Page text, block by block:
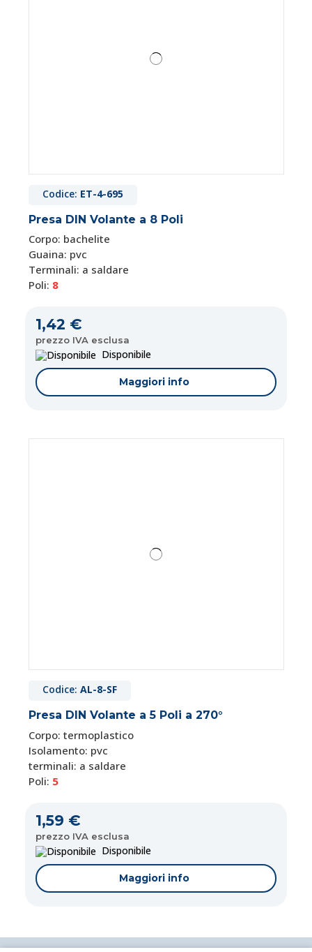
Codice: ET-4-695
Presa DIN Volante a 8 Poli
Corpo: bachelite
Guaina: pvc
Terminali: a saldare
Poli: 8
1,42 €
prezzo IVA esclusa
Disponibile
Maggiori info
Codice: AL-8-SF
Presa DIN Volante a 5 Poli a 270°
Corpo: termoplastico
Isolamento: pvc
terminali: a saldare
Poli: 5
1,59 €
prezzo IVA esclusa
Disponibile
Maggiori info